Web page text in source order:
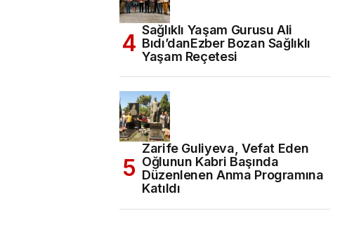
Sağlıklı Yaşam Gurusu Ali
Bıdı’danEzber Bozan Sağlıklı
Yaşam Reçetesi
Zarife Guliyeva, Vefat Eden
Oğlunun Kabri Başında
Düzenlenen Anma Programına
Katıldı